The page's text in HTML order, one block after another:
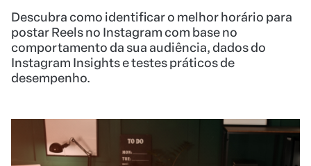
Descubra como identificar o melhor horário para
postar Reels no Instagram com base no
comportamento da sua audiência, dados do
Instagram Insights e testes práticos de
desempenho.